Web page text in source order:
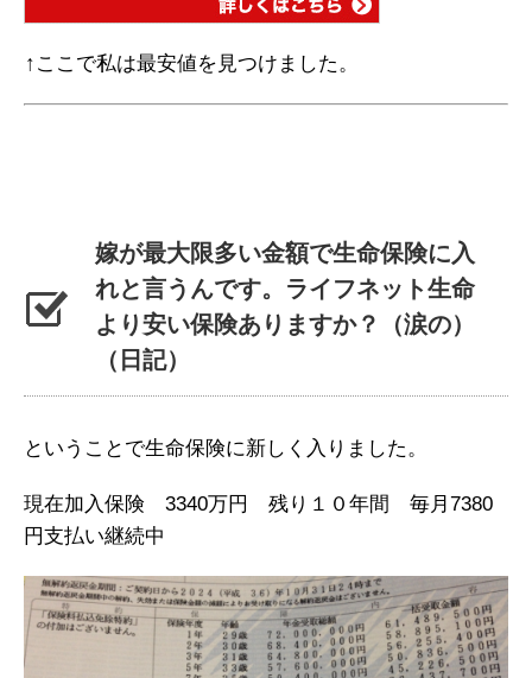
↑ここで私は最安値を見つけました。
嫁が最大限多い金額で生命保険に入
れと言うんです。ライフネット生命
より安い保険ありますか？（涙の）
（日記）
ということで生命保険に新しく入りました。
現在加入保険 3340万円 残り１０年間 毎月7380
円支払い継続中